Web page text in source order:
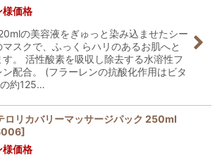
様価格
の美容液をぎゅっと染み込ませたシー
マスクで、ふっくらハリのあるお肌へと
す。 活性酸素を吸収し除去する水溶性フ
ン配合。 (フラーレンの抗酸化作用はビタ
の約125…
ロリカバリーマッサージパック 250ml
]
様価格